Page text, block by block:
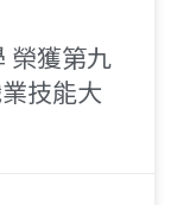
榮獲第九
技能大